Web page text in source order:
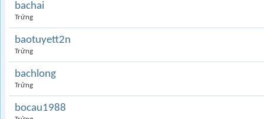
bachai
Trứng
baotuyett2n
Trứng
bachlong
Trứng
bocau1988